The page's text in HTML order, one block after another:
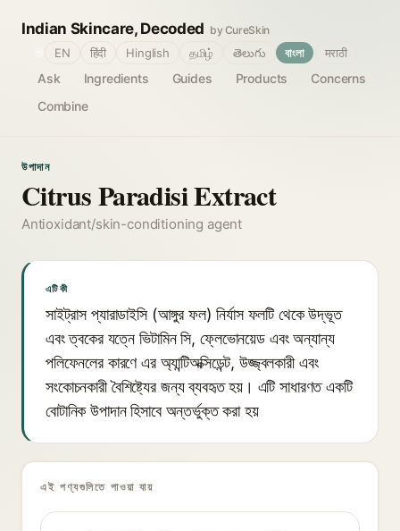
Indian Skincare, Decoded by CureSkin
Ask Ingredients Guides Products
Concerns
Combine
EN हिंदी Hinglish தமிழ் తెలుగు বাংলা मराठी
উপাদান
Citrus Paradisi Extract
Antioxidant/skin-conditioning agent
এটি কী
সাইট্রাস প্যারাডাইসি (আঙ্গুর ফল) নির্যাস ফলটি থেকে উদ্ভূত
এবং ত্বকের যত্নে ভিটামিন সি, ফ্লেভোনয়েড এবং অন্যান্য
পলিফেনলের কারণে এর অ্যান্টিঅক্সিডেন্ট, উজ্জ্বলকারী এবং
সংকোচনকারী বৈশিষ্ট্যের জন্য ব্যবহৃত হয়। এটি সাধারণত একটি
বোটানিক উপাদান হিসাবে অন্তর্ভুক্ত করা হয়
এই পণ্যগুলিতে পাওয়া যায়